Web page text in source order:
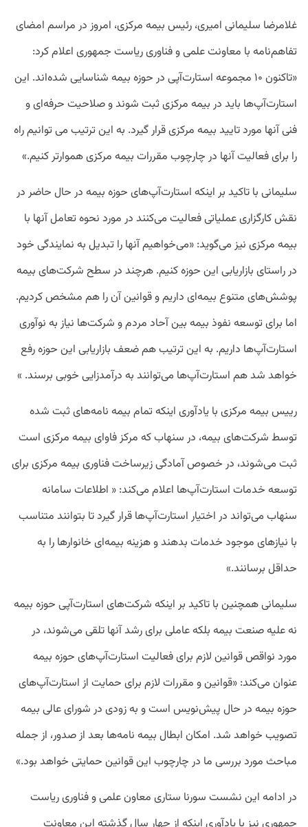
غلامرضا سلیمانی امیری، رئیس بیمه مرکزی، امروز در مراسم امضای
تفاهم‌نامه با معاونت علمی و فناوری ریاست جمهوری اعلام کرد:
«تاکنون ۱۰ مجموعه استارت‌آپی در حوزه بیمه شناسایی شده‌اند. این
استارت‌آپ‌ها باید در بیمه مرکزی ثبت شوند و صلاحیت حرفه‌ای و
فنی آنها مورد تایید بیمه مرکزی قرار گیرد. به این ترتیب می توانیم راه
را برای فعالیت آنها در چارچوب مقررات بیمه مرکزی هموارتر کنیم.»
سلیمانی با تاکید بر اینکه استارت‌آپ‌های حوزه بیمه در حال حاضر در
نقش کارگزاری عملیاتی فعالیت می‌کنند در مورد نحوه تعامل آنها با
بیمه مرکزی نیز می‌گوید: «می‌خواهیم آنها را تبدیل به نمایندگی خود
در راستای بازاریابی این حوزه کنیم. هرچند در سطح شرکت‌های بیمه
پوشش‌های متنوع بیمه‌ای داریم و قوانین آن را هم مشخص کردیم.
اما برای توسعه نفوذ بیمه بین آحاد مردم و شرکت‌ها نیاز به نوآوری
استارت‌آپ‌ها داریم. به این ترتیب هم ضعف‌ بازاریابی این حوزه رفع
خواهد شد هم استارت‌آپ‌ها می‌توانند به درآمدزایی خوبی برسند. »
رییس بیمه مرکزی با یادآوری اینکه تمام بیمه نامه‌های ثبت شده
توسط شرکت‌های بیمه، در سنهاب که مرکز فاوای بیمه مرکزی است
ثبت می‌شوند، در خصوص آمادگی زیرساخت فناوری بیمه مرکزی برای
توسعه خدمات استارت‌آپ‌ها اعلام می‌کند: « اطلاعات سامانه
سنهاب می‌تواند در اختیار استارت‌آپ‌ها قرار گیرد تا بتوانند متناسب
با نیازهای موجود خدمات بدهند و هزینه بیمه‌ای خانوارها را به
حداقل برسانند.»
سلیمانی همچنین با تاکید بر اینکه شرکت‌های استارت‌آپی حوزه بیمه
نه علیه صنعت بیمه بلکه عاملی برای رشد آنها تلقی می‌شوند، در
مورد نواقص قوانین لازم برای فعالیت استارت‌آپ‌های حوزه بیمه
عنوان می‌کند: «قوانین و مقررات لازم برای حمایت از استارت‌آپ‌های
حوزه بیمه در حال پیش‌نویس است و به زودی در شورای عالی بیمه
تصویب خواهد شد. امکان ابطال بیمه نامه‌ها بعد از صدور، از جمله
مباحث مورد بررسی ما در چارچوب این قوانین حمایتی خواهد بود.»
در ادامه این نشست سورنا ستاری معاون علمی و فناوری ریاست